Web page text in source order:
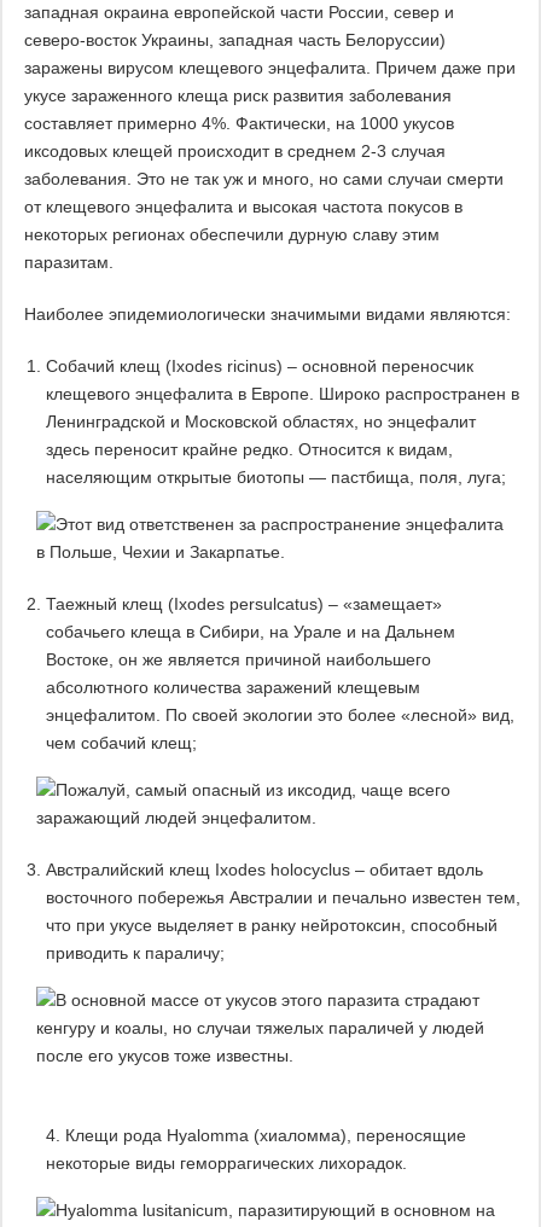
западная окраина европейской части России, север и
северо-восток Украины, западная часть Белоруссии)
заражены вирусом клещевого энцефалита. Причем даже при
укусе зараженного клеща риск развития заболевания
составляет примерно 4%. Фактически, на 1000 укусов
иксодовых клещей происходит в среднем 2-3 случая
заболевания. Это не так уж и много, но сами случаи смерти
от клещевого энцефалита и высокая частота покусов в
некоторых регионах обеспечили дурную славу этим
паразитам.
Наиболее эпидемиологически значимыми видами являются:
Собачий клещ (Ixodes ricinus) – основной переносчик
клещевого энцефалита в Европе. Широко распространен в
Ленинградской и Московской областях, но энцефалит
здесь переносит крайне редко. Относится к видам,
населяющим открытые биотопы — пастбища, поля, луга;
Таежный клещ (Ixodes persulcatus) – «замещает»
собачьего клеща в Сибири, на Урале и на Дальнем
Востоке, он же является причиной наибольшего
абсолютного количества заражений клещевым
энцефалитом. По своей экологии это более «лесной» вид,
чем собачий клещ;
Австралийский клещ Ixodes holocyclus – обитает вдоль
восточного побережья Австралии и печально известен тем,
что при укусе выделяет в ранку нейротоксин, способный
приводить к параличу;
4. Клещи рода Hyalomma (хиаломма), переносящие
некоторые виды геморрагических лихорадок.